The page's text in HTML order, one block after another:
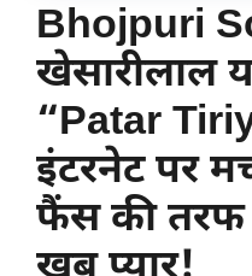
Bhojpuri
खेसारीलाल
“Patar
इंटरनेट पर
फैंस की तरफ